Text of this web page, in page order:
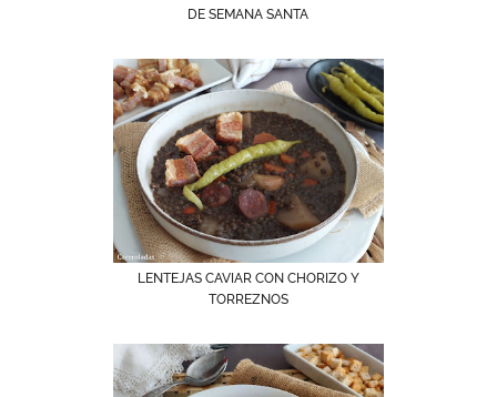
DE SEMANA SANTA
LENTEJAS CAVIAR CON CHORIZO Y
TORREZNOS